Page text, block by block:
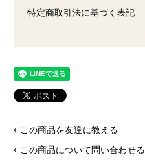
特定商取引法に基づく表記
この商品を友達に教える
この商品について問い合わせる